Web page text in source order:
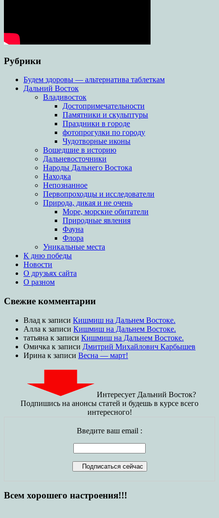
Рубрики
Будем здоровы — альтернатива таблеткам
Дальний Восток
Владивосток
Достопримечательности
Памятники и скульптуры
Праздники в городе
фотопрогулки по городу
Чудотворные иконы
Вошедшие в историю
Дальневосточники
Народы Дальнего Востока
Находка
Непознанное
Первопроходцы и исследователи
Природа, дикая и не очень
Море, морские обитатели
Природные явления
Фауна
Флора
Уникальные места
К дню победы
Новости
О друзьях сайта
О разном
Свежие комментарии
Влад к записи Кишмиш на Дальнем Востоке.
Алла к записи Кишмиш на Дальнем Востоке.
татьяна к записи Кишмиш на Дальнем Востоке.
Омичка к записи Дмитрий Михайлович Карбышев
Ирина к записи Весна — март!
Интересует Дальний Восток?
Подпишись на анонсы статей и будешь в курсе всего
интересного!
Введите ваш email :
Всем хорошего настроения!!!